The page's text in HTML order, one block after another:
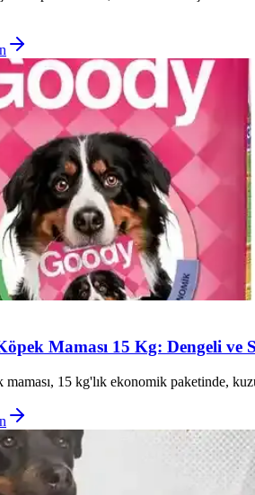
Maması 15 Kg: Dengeli ve
15 kg'lık ekonomik paketinde,